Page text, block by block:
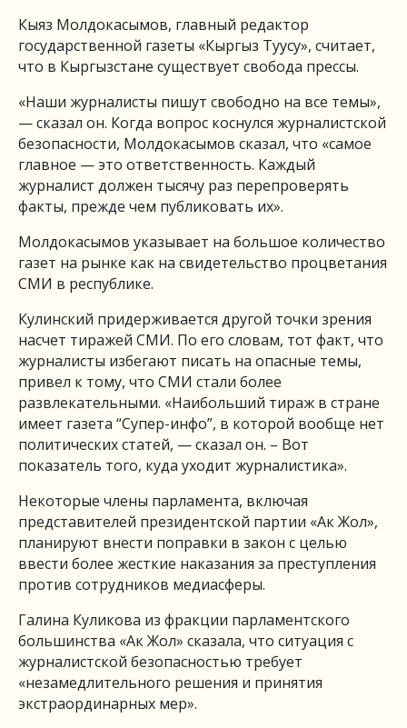
Кыяз Молдокасымов, главный редактор
государственной газеты «Кыргыз Туусу», считает,
что в Кыргызстане существует свобода прессы.
«Наши журналисты пишут свободно на все темы»,
— сказал он. Когда вопрос коснулся журналистской
безопасности, Молдокасымов сказал, что «самое
главное — это ответственность. Каждый
журналист должен тысячу раз перепроверять
факты, прежде чем публиковать их».
Молдокасымов указывает на большое количество
газет на рынке как на свидетельство процветания
СМИ в республике.
Кулинский придерживается другой точки зрения
насчет тиражей СМИ. По его словам, тот факт, что
журналисты избегают писать на опасные темы,
привел к тому, что СМИ стали более
развлекательными. «Наибольший тираж в стране
имеет газета “Супер-инфо”, в которой вообще нет
политических статей, — сказал он. – Вот
показатель того, куда уходит журналистика».
Некоторые члены парламента, включая
представителей президентской партии «Ак Жол»,
планируют внести поправки в закон с целью
ввести более жесткие наказания за преступления
против сотрудников медиасферы.
Галина Куликова из фракции парламентского
большинства «Ак Жол» сказала, что ситуация с
журналистской безопасностью требует
«незамедлительного решения и принятия
экстраординарных мер».